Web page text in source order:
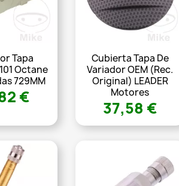
Tapa
Octane
729MM
€
Cubierta Tapa De
Variador OEM (Rec.
Original) LEADER
Motores
37,58 €